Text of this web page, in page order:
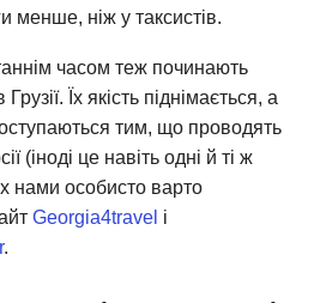
менше, ніж у таксистів.
часом теж починають
Їх якість піднімається, а
тим, що проводять
(іноді це навіть одні й ті ж
нами особисто варто
Georgia4travel і
.